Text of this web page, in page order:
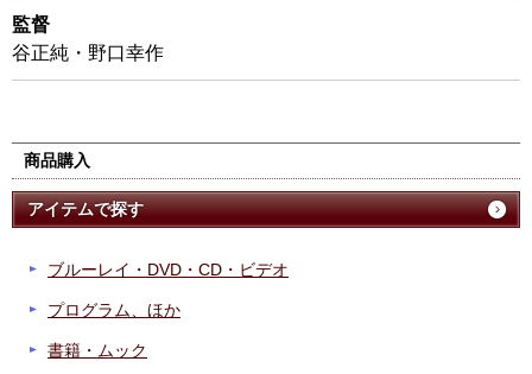
監督
谷正純・野口幸作
商品購入
アイテムで探す
ブルーレイ・DVD・CD・ビデオ
プログラム、ほか
書籍・ムック